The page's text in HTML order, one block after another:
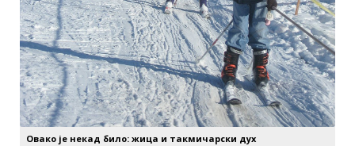
Овако је некад било: жица и такмичарски дух